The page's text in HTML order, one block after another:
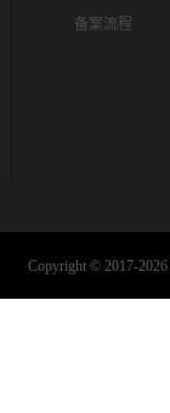
备案流程
Copyright © 2017-2026